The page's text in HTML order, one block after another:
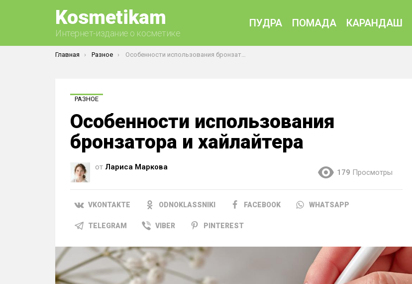
Kosmetikam
Интернет-издание о косметике
ПУДРА ПОМАДА КАРАНДАШ
Вы здесь:
Главная Разное Особенности использования бронзатора и хайлайтера
РАЗНОЕ
Особенности использования
бронзатора и хайлайтера
от Лариса Маркова
179 Просмотры
VKONTAKTE ODNOKLASSNIKI FACEBOOK WHATSAPP
TELEGRAM VIBER PINTEREST